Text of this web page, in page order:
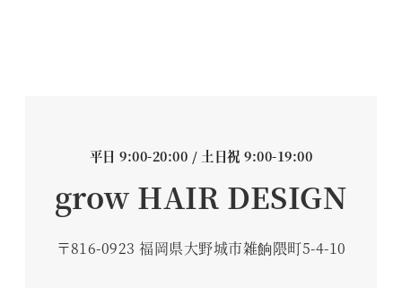
平日 9:00-20:00 / 土日祝 9:00-19:00
grow HAIR DESIGN
〒816-0923 福岡県大野城市雑餉隈町5-4-10